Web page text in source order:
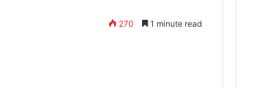
270 1 minute read